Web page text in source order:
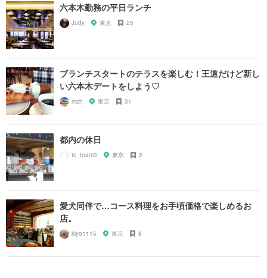
六本木勤務の平日ランチ
Judy 東京 25
ブランチスタートのテラスを楽しむ！王道だけど新し
い六本木デートをしよう♡
mzh 東京 31
都内の休日
tc_team3 東京 2
愛犬同伴で…コース料理をお手頃価格で楽しめるお
店。
kiyo1115 東京 8